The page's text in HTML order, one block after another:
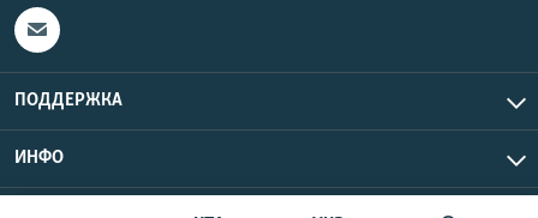
ПОДДЕРЖКА
ИНФО